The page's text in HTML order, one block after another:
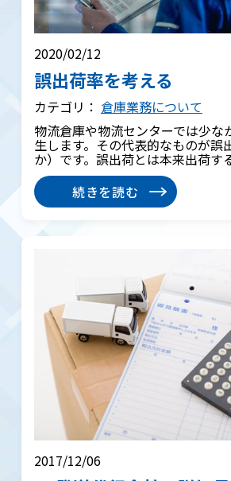
2020/02/12
誤出荷率を考える
カテゴリ： 倉庫業務について
物流倉庫や物流センターでは少な
生します。その代表的なものが誤
か）です。誤出荷とは本来出荷す
続きを読む
2017/12/06